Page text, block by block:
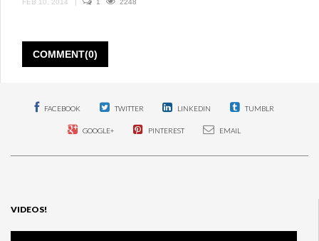
FEB 10, 2014 | 1 2248
COMMENT(0)
FACEBOOK TWITTER LINKEDIN TUMBLR
GOOGLE+ PINTEREST EMAIL
VIDEOS!